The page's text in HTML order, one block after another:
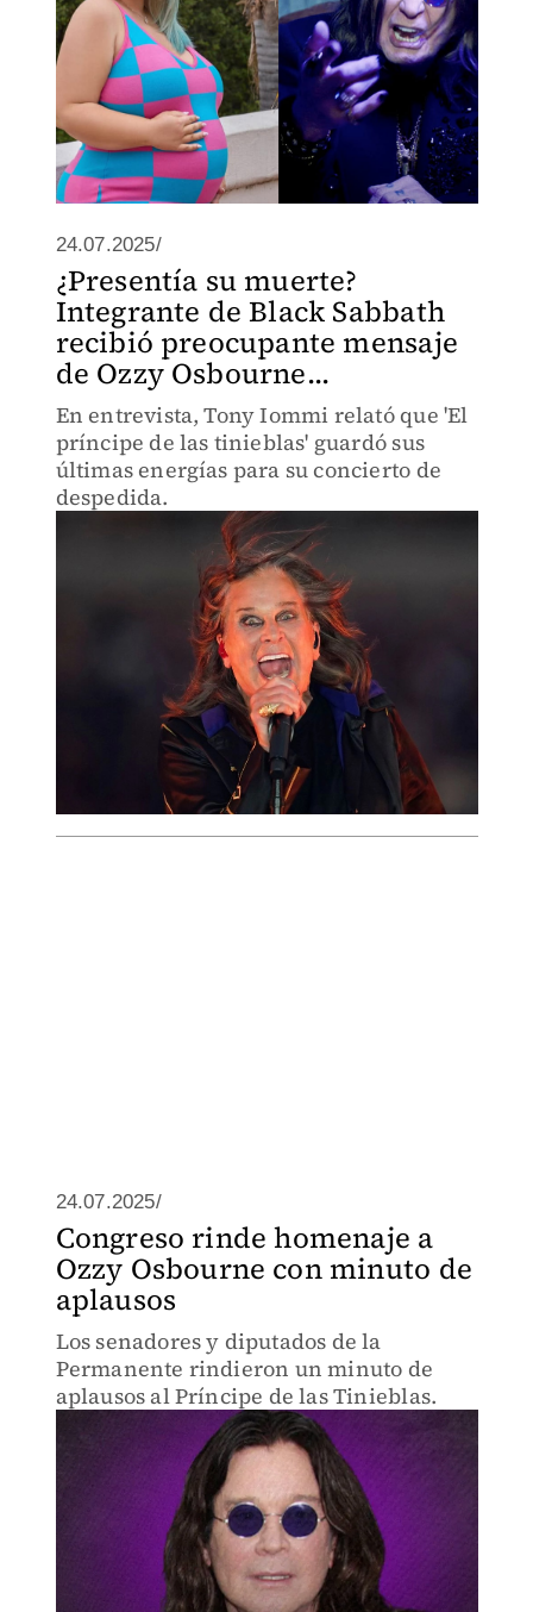
24.07.2025/
¿Presentía su muerte?
Integrante de Black Sabbath
recibió preocupante mensaje
de Ozzy Osbourne...
En entrevista, Tony Iommi relató que 'El
príncipe de las tinieblas' guardó sus
últimas energías para su concierto de
despedida.
24.07.2025/
Congreso rinde homenaje a
Ozzy Osbourne con minuto de
aplausos
Los senadores y diputados de la
Permanente rindieron un minuto de
aplausos al Príncipe de las Tinieblas.